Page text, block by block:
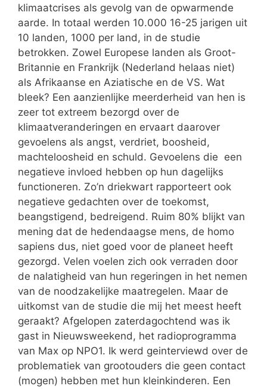
klimaatcrises als gevolg van de opwarmende
aarde. In totaal werden 10.000 16-25 jarigen uit
10 landen, 1000 per land, in de studie
betrokken. Zowel Europese landen als Groot-
Britannie en Frankrijk (Nederland helaas niet)
als Afrikaanse en Aziatische en de VS. Wat
bleek? Een aanzienlijke meerderheid van hen is
zeer tot extreem bezorgd over de
klimaatveranderingen en ervaart daarover
gevoelens als angst, verdriet, boosheid,
machteloosheid en schuld. Gevoelens die een
negatieve invloed hebben op hun dagelijks
functioneren. Zo’n driekwart rapporteert ook
negatieve gedachten over de toekomst,
beangstigend, bedreigend. Ruim 80% blijkt van
mening dat de hedendaagse mens, de homo
sapiens dus, niet goed voor de planeet heeft
gezorgd. Velen voelen zich ook verraden door
de nalatigheid van hun regeringen in het nemen
van de noodzakelijke maatregelen. Maar de
uitkomst van de studie die mij het meest heeft
geraakt? Afgelopen zaterdagochtend was ik
gast in Nieuwsweekend, het radioprogramma
van Max op NPO1. Ik werd geinterviewd over de
problematiek van grootouders die geen contact
(mogen) hebben met hun kleinkinderen. Een